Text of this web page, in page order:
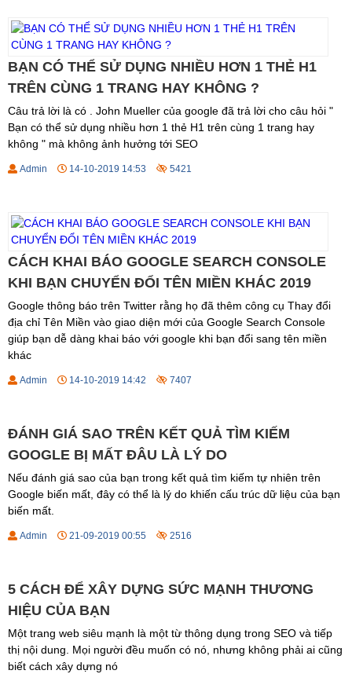
BẠN CÓ THỂ SỬ DỤNG NHIỀU HƠN 1 THẺ H1
TRÊN CÙNG 1 TRANG HAY KHÔNG ?
Câu trả lời là có . John Mueller của google đã trả lời cho câu hỏi "
Bạn có thể sử dụng nhiều hơn 1 thẻ H1 trên cùng 1 trang hay
không " mà không ảnh hưởng tới SEO
Admin 14-10-2019 14:53 5421
CÁCH KHAI BÁO GOOGLE SEARCH CONSOLE
KHI BẠN CHUYỂN ĐỔI TÊN MIỀN KHÁC 2019
Google thông báo trên Twitter rằng họ đã thêm công cụ Thay đổi
địa chỉ Tên Miền vào giao diện mới của Google Search Console
giúp bạn dễ dàng khai báo với google khi bạn đổi sang tên miền
khác
Admin 14-10-2019 14:42 7407
ĐÁNH GIÁ SAO TRÊN KẾT QUẢ TÌM KIẾM
GOOGLE BỊ MẤT ĐÂU LÀ LÝ DO
Nếu đánh giá sao của bạn trong kết quả tìm kiếm tự nhiên trên
Google biến mất, đây có thể là lý do khiến cấu trúc dữ liệu của bạn
biến mất.
Admin 21-09-2019 00:55 2516
5 CÁCH ĐỂ XÂY DỰNG SỨC MẠNH THƯƠNG
HIỆU CỦA BẠN
Một trang web siêu mạnh là một từ thông dụng trong SEO và tiếp
thị nội dung. Mọi người đều muốn có nó, nhưng không phải ai cũng
biết cách xây dựng nó